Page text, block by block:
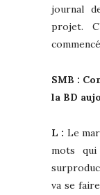
journal
projet.
SMB :
la BD
L : Le
mots qui
va se